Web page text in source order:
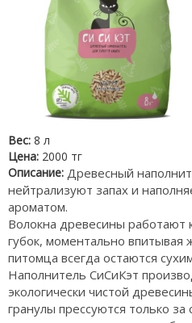
Вес: 8 л
Цена: 2000 тг
Описание: Древесный
нейтрализуют запах и
ароматом.
Волокна древесины работают
губок, моментально впитывая
питомца всегда остаются
Наполнитель СиСиКэт
экологически чистой
гранулы прессуются только за